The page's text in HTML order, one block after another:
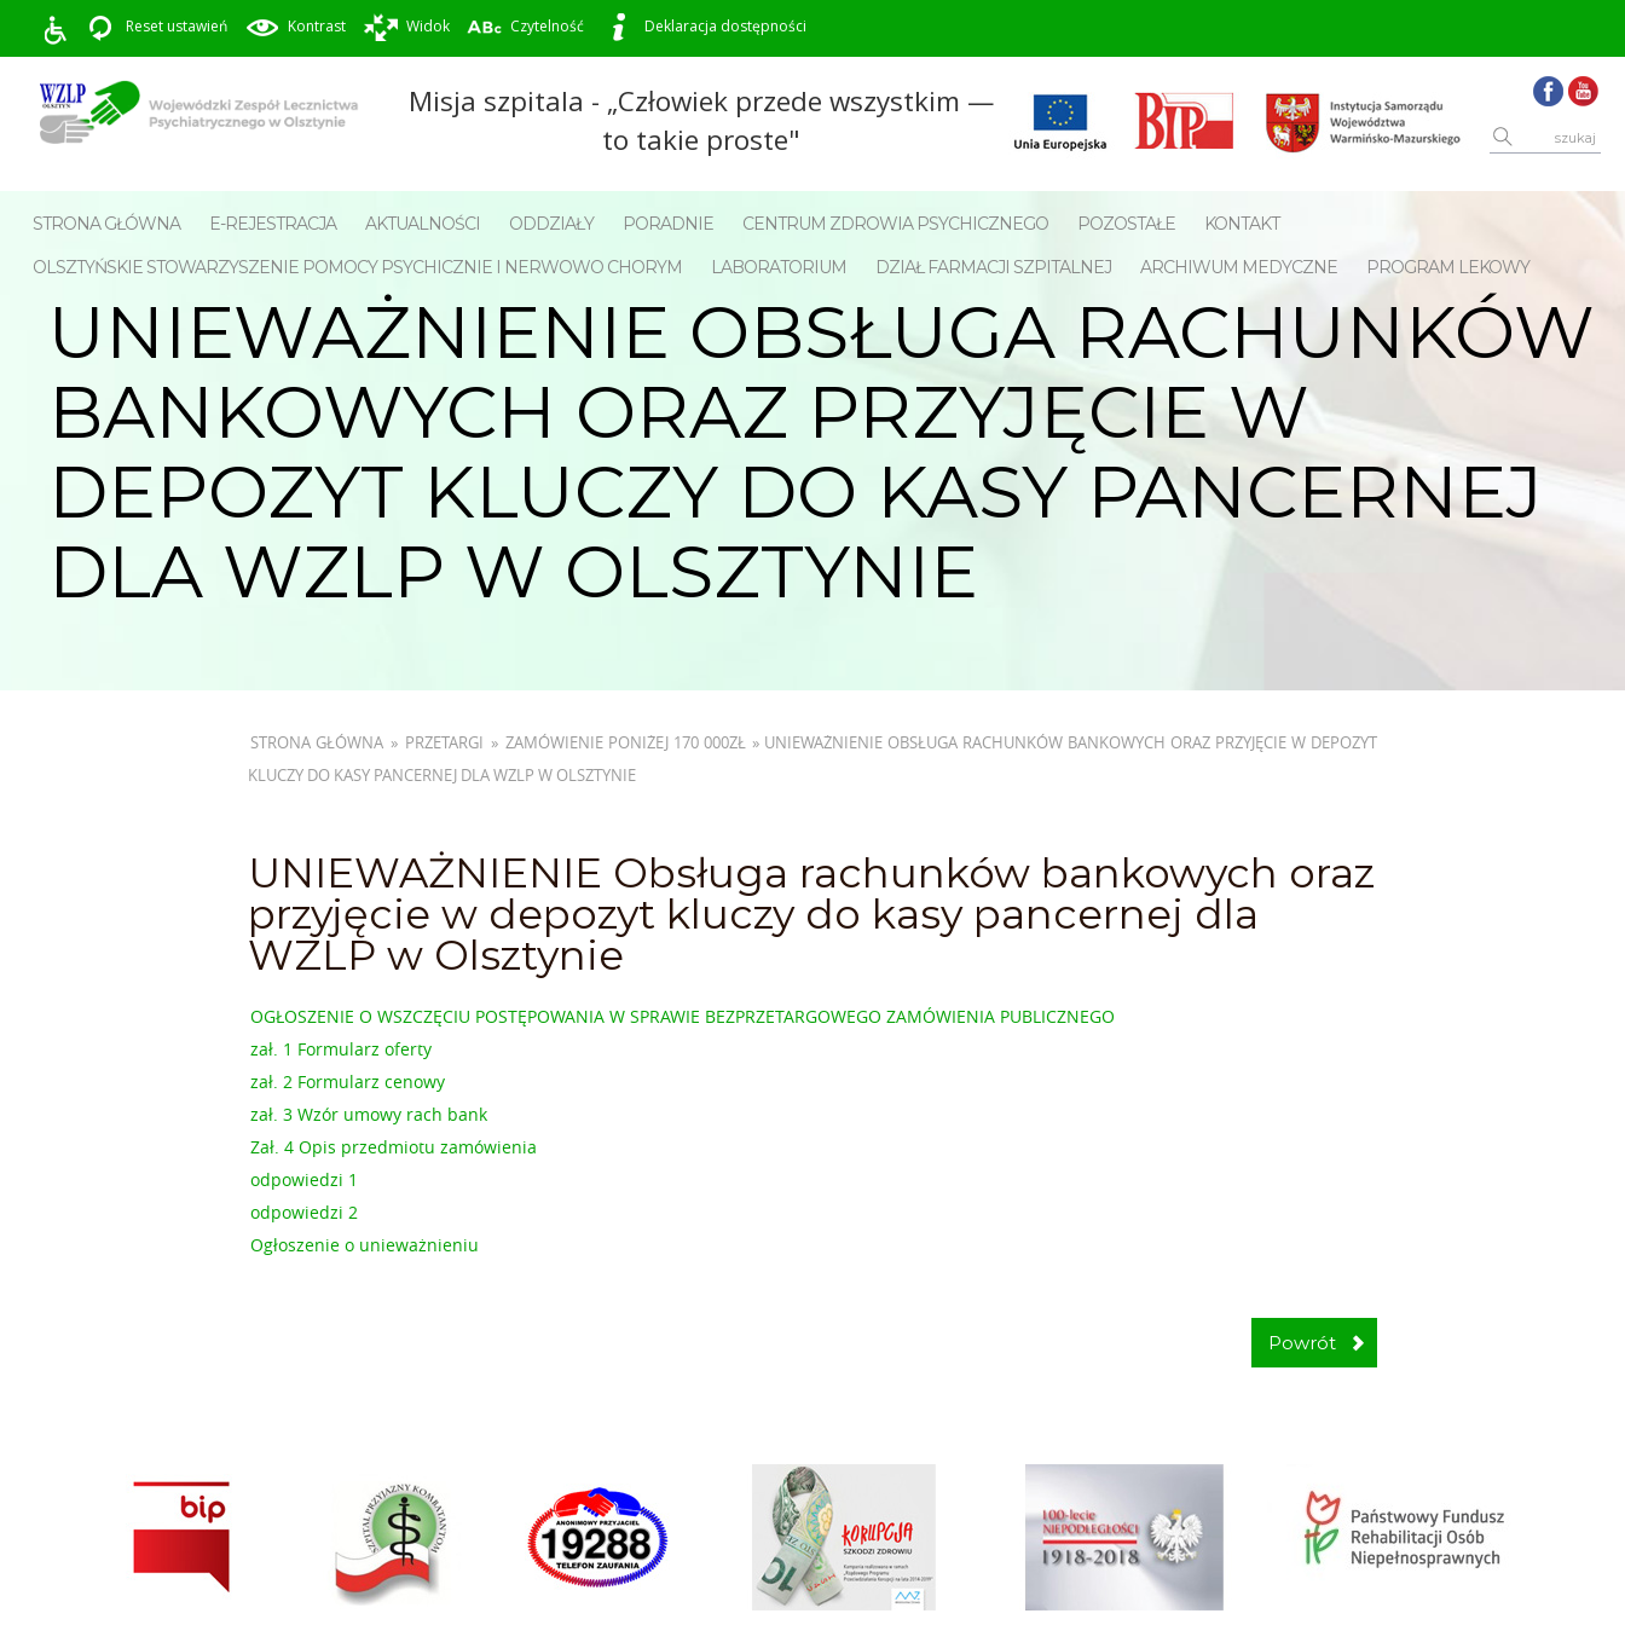
Reset ustawień Kontrast Widok Czytelność Deklaracja dostępności
Misja szpitala - „Człowiek przede wszystkim —
to takie proste"
STRONA GŁÓWNA E-REJESTRACJA AKTUALNOŚCI ODDZIAŁY PORADNIE CENTRUM ZDROWIA PSYCHICZNEGO POZOSTAŁE
KONTAKT
OLSZTYŃSKIE STOWARZYSZENIE POMOCY PSYCHICZNIE I NERWOWO CHORYM
LABORATORIUM DZIAŁ FARMACJI SZPITALNEJ ARCHIWUM MEDYCZNE PROGRAM LEKOWY
UNIEWAŻNIENIE OBSŁUGA RACHUNKÓW
BANKOWYCH ORAZ PRZYJĘCIE W
DEPOZYT KLUCZY DO KASY PANCERNEJ
DLA WZLP W OLSZTYNIE
STRONA GŁÓWNA » PRZETARGI » ZAMÓWIENIE PONIŻEJ 170 000ZŁ » UNIEWAŻNIENIE OBSŁUGA RACHUNKÓW BANKOWYCH ORAZ PRZYJĘCIE W DEPOZYT
KLUCZY DO KASY PANCERNEJ DLA WZLP W OLSZTYNIE
UNIEWAŻNIENIE Obsługa rachunków bankowych oraz
przyjęcie w depozyt kluczy do kasy pancernej dla
WZLP w Olsztynie
OGŁOSZENIE O WSZCZĘCIU POSTĘPOWANIA W SPRAWIE BEZPRZETARGOWEGO ZAMÓWIENIA PUBLICZNEGO
zał. 1 Formularz oferty
zał. 2 Formularz cenowy
zał. 3 Wzór umowy rach bank
Zał. 4 Opis przedmiotu zamówienia
odpowiedzi 1
odpowiedzi 2
Ogłoszenie o unieważnieniu
Powrót